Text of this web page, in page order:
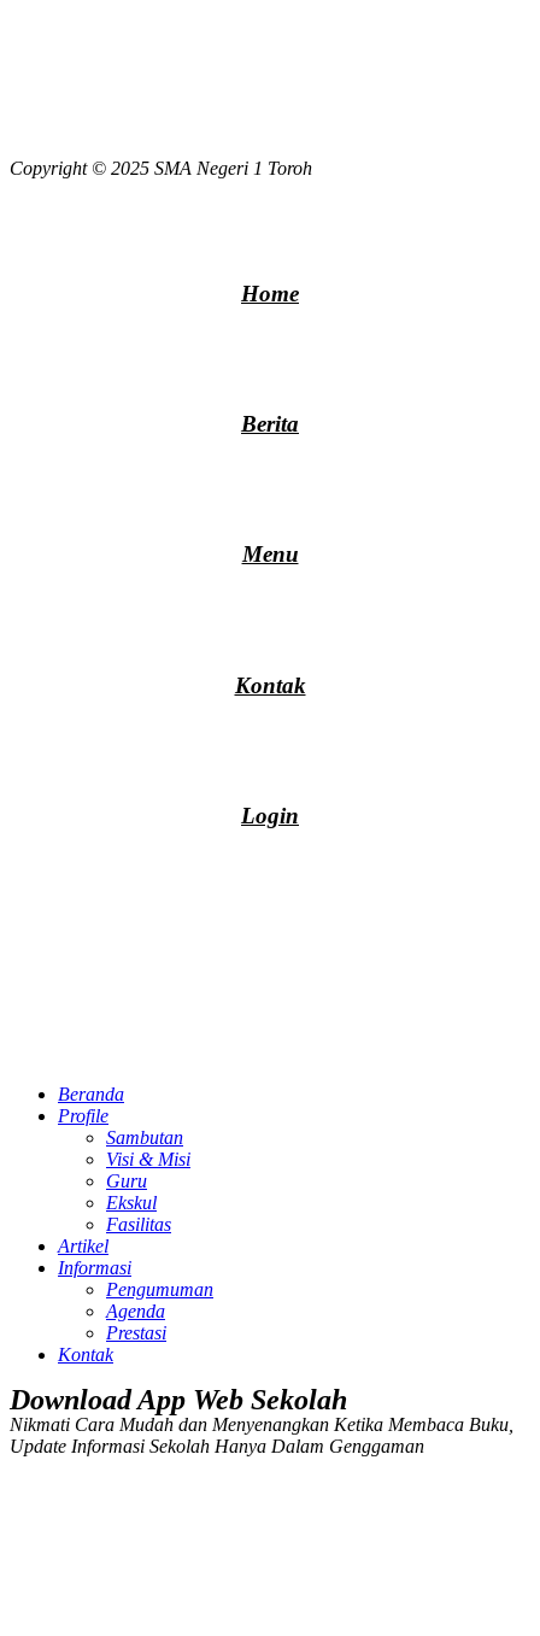
Copyright © 2025 SMA Negeri 1 Toroh
Home
Berita
Menu
Kontak
Login
Beranda
Profile
Sambutan
Visi & Misi
Guru
Ekskul
Fasilitas
Artikel
Informasi
Pengumuman
Agenda
Prestasi
Kontak
Download App Web Sekolah
Nikmati Cara Mudah dan Menyenangkan Ketika Membaca Buku,
Update Informasi Sekolah Hanya Dalam Genggaman